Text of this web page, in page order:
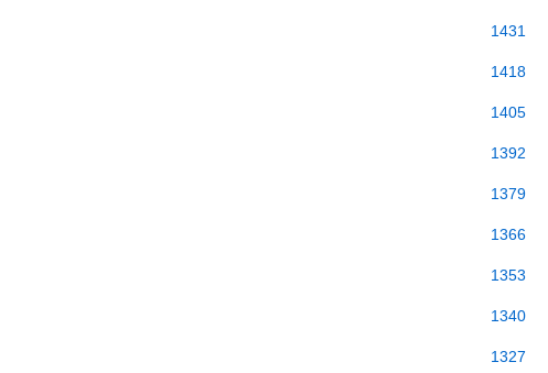
1431
1418
1405
1392
1379
1366
1353
1340
1327